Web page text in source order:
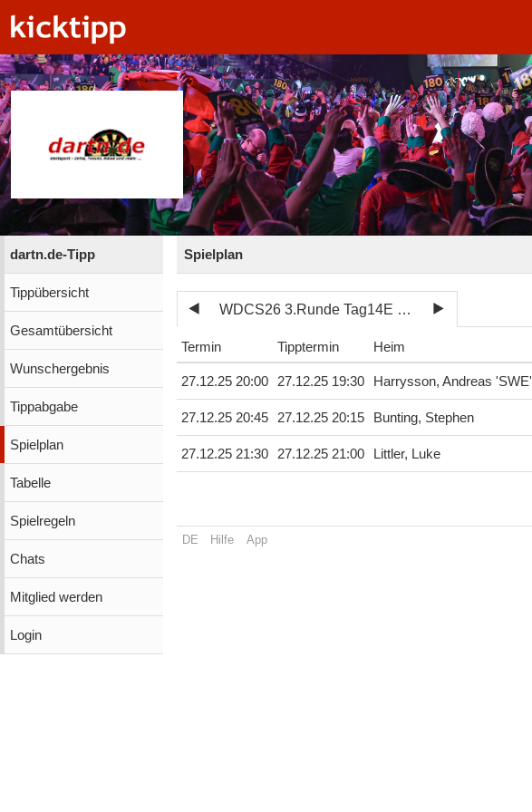
dartn.de-Tipp
Tippübersicht
Gesamtübersicht
Wunschergebnis
Tippabgabe
Spielplan
Tabelle
Spielregeln
Chats
Mitglied werden
Login
Spielplan
WDCS26 3.Runde Tag14E Bo7Sets
Termin Tipptermin Heim
27.12.25 20:00 27.12.25 19:30 Harrysson, Andreas 'SWE'
27.12.25 20:45 27.12.25 20:15 Bunting, Stephen
27.12.25 21:30 27.12.25 21:00 Littler, Luke
DE Hilfe App